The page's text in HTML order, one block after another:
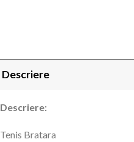
Descriere
Descriere:
Tenis Bratara